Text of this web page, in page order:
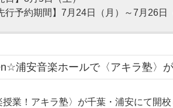
行予約期間】7月24日（月）～7月26日
浦安音楽ホールで〈アキラ塾〉が
授業！アキラ塾〉が千葉・浦安にて開校